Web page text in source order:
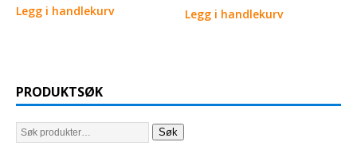
Legg i handlekurv Legg i handlekurv
PRODUKTSØK
Søk